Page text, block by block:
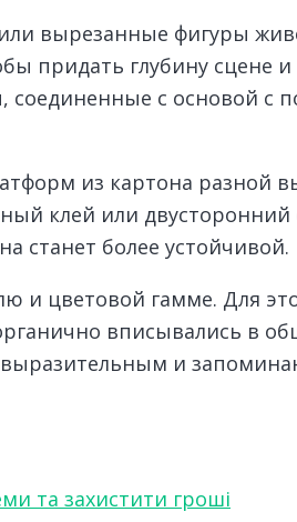
вырезанные фигуры
придать глубину сцене
с основой
из картона разной
клей или
станет более устойчивой.
и цветовой гамме. Для
вписывались в
и
та захистити гроші